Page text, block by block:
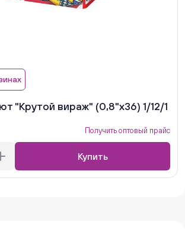
"Крутой вираж" (0,8"х36) 1/12/1
Получить оптовый прайс
Купить